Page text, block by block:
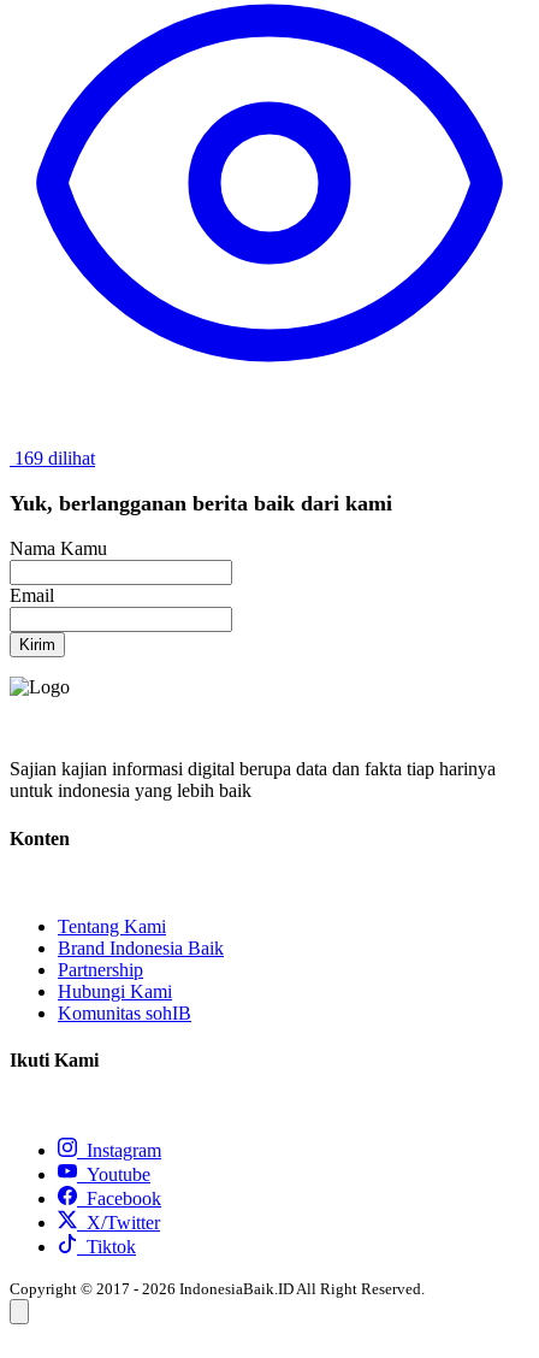
169 dilihat
Yuk, berlangganan berita baik dari kami
Nama Kamu
Email
Kirim
Sajian kajian informasi digital berupa data dan fakta tiap harinya
untuk indonesia yang lebih baik
Konten
Tentang Kami
Brand Indonesia Baik
Partnership
Hubungi Kami
Komunitas sohIB
Ikuti Kami
Instagram
Youtube
Facebook
X/Twitter
Tiktok
Copyright © 2017 - 2026 IndonesiaBaik.ID All Right Reserved.